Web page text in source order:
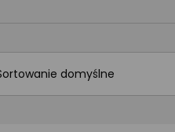
domyślne